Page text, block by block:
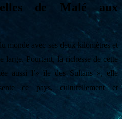
de Malé aux
monde avec ses deux kilomètres et
large. Pourtant, la richesse de cette
aussi l’« île des Sultans », elle
ce pays, culturellement et